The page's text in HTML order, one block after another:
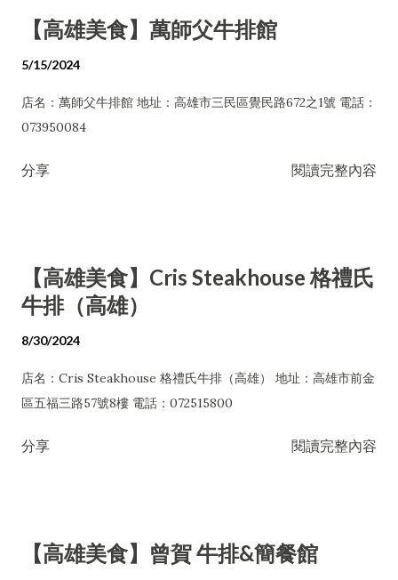
【高雄美食】萬師父牛排館
5/15/2024
店名：萬師父牛排館 地址：高雄市三民區覺民路672之1號 電話：
073950084
分享 閱讀完整內容
【高雄美食】Cris Steakhouse 格禮氏
牛排（高雄）
8/30/2024
店名：Cris Steakhouse 格禮氏牛排（高雄） 地址：高雄市前金
區五福三路57號8樓 電話：072515800
分享 閱讀完整內容
【高雄美食】曾賀 牛排&簡餐館